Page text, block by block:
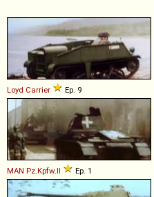
Loyd Carrier Ep. 9
MAN Pz.Kpfw.II Ep. 1